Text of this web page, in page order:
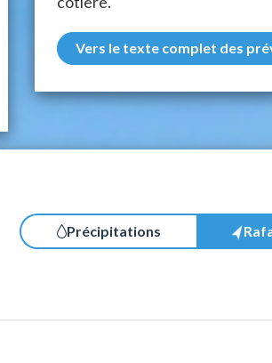
Vers le texte complet des
Précipitations